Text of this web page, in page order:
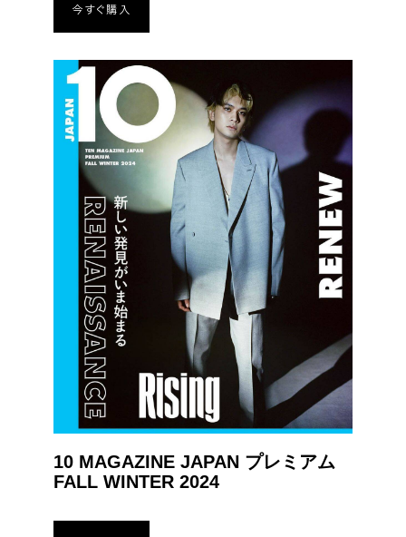
今すぐ購入
10 MAGAZINE JAPAN プレミアム
FALL WINTER 2024